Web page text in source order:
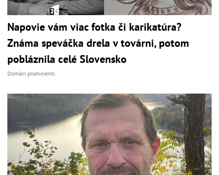
Napovie vám viac fotka či karikatúra?
Známa speváčka drela v továrni, potom
pobláznila celé Slovensko
Domáci prominenti